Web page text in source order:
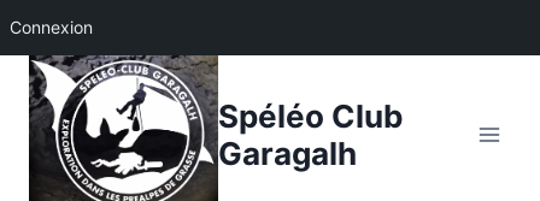
Connexion
Aller
contenu
Spéléo Club
Garagalh